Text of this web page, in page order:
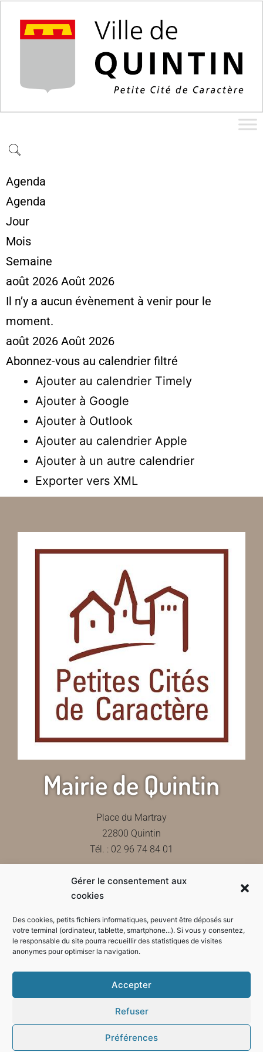
Gérer le consentement aux
cookies
Des cookies, petits fichiers informatiques, peuvent être déposés sur
votre terminal (ordinateur, tablette, smartphone...). Si vous y consentez,
le responsable du site pourra recueillir des statistiques de visites
anonymes pour optimiser la navigation.
Accepter
Refuser
Préférences
Agenda
Agenda
Jour
Mois
Semaine
août 2026 Août 2026
Il n’y a aucun évènement à venir pour le
moment.
août 2026 Août 2026
Abonnez-vous au calendrier filtré
Ajouter au calendrier Timely
Ajouter à Google
Ajouter à Outlook
Ajouter au calendrier Apple
Ajouter à un autre calendrier
Exporter vers XML
Mairie de Quintin
Place du Martray
22800 Quintin
Tél. : 02 96 74 84 01
Contactez-nous
Horaires d'ouverture de la mairie